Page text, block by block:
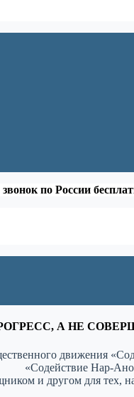
по России
А НЕ
движения
«Содействие Нар-
и другом для тех,